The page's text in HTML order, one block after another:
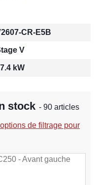
CR-E5B
V
kW
stock - 90 articles
de filtrage pour